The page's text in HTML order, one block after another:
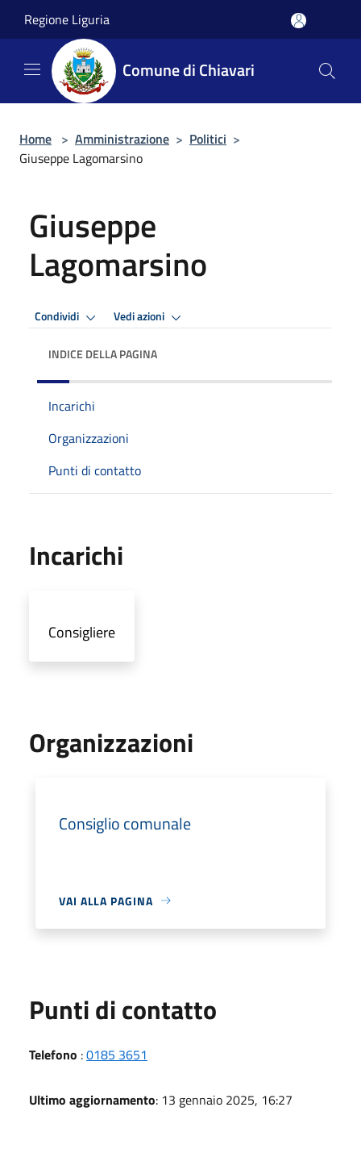
Regione Liguria
Comune di Chiavari
Home > Amministrazione > Politici >
Giuseppe Lagomarsino
Giuseppe
Lagomarsino
Condividi Vedi azioni
INDICE DELLA PAGINA
Incarichi
Organizzazioni
Punti di contatto
Incarichi
Consigliere
Organizzazioni
Consiglio comunale
VAI ALLA PAGINA
Punti di contatto
Telefono :0185 3651
Ultimo aggiornamento: 13 gennaio 2025, 16:27